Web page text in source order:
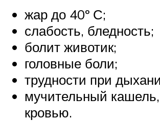
жар до 40º С;
слабость, бледность;
болит животик;
головные боли;
трудности при
мучительный
кровью.